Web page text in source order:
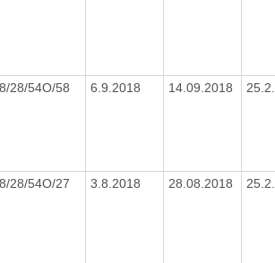
28/54O/58 6.9.2018 14.09.2018
28/54O/27 3.8.2018 28.08.2018